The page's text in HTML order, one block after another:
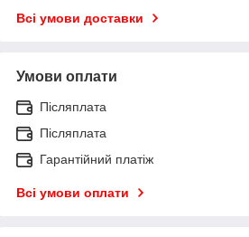
Всі умови доставки
Умови оплати
Післяплата
Післяплата
Гарантійний платіж
Всі умови оплати